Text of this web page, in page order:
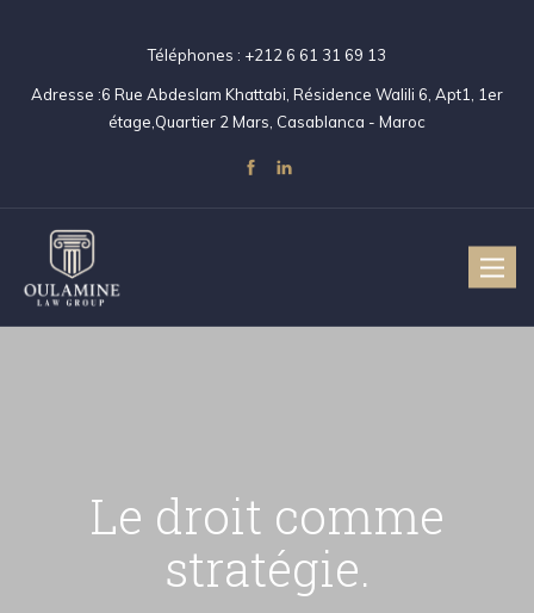
Téléphones : +212 6 61 31 69 13
Adresse :6 Rue Abdeslam Khattabi, Résidence Walili 6, Apt1, 1er
étage,Quartier 2 Mars, Casablanca - Maroc
Le droit comme
stratégie.